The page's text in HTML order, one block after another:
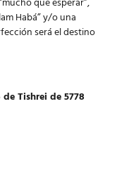
que esperar”,
Habá” y/o una
será el destino
Tishrei de 5778